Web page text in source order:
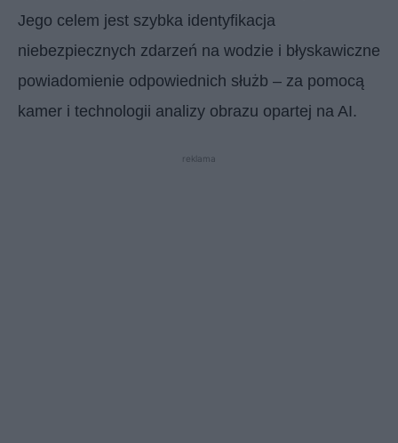
Jego celem jest szybka identyfikacja
niebezpiecznych zdarzeń na wodzie i błyskawiczne
powiadomienie odpowiednich służb – za pomocą
kamer i technologii analizy obrazu opartej na AI.
reklama